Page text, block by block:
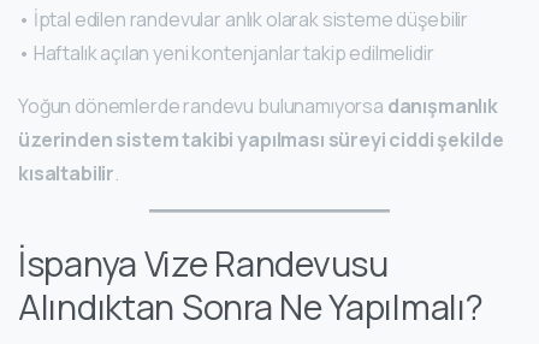
• İptal edilen randevular anlık olarak sisteme düşebilir
• Haftalık açılan yeni kontenjanlar takip edilmelidir
Yoğun dönemlerde randevu bulunamıyorsa danışmanlık
üzerinden sistem takibi yapılması süreyi ciddi şekilde
kısaltabilir.
İspanya Vize Randevusu
Alındıktan Sonra Ne Yapılmalı?